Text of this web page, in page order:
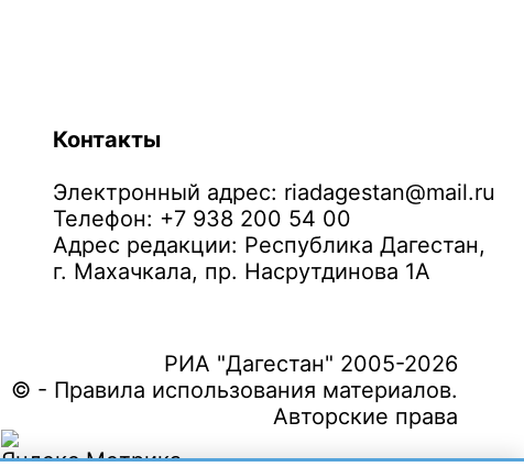
Контакты
Электронный адрес: riadagestan@mail.ru
Телефон: +7 938 200 54 00
Адрес редакции: Республика Дагестан,
г. Махачкала, пр. Насрутдинова 1А
РИА "Дагестан" 2005-2026
© - Правила использования материалов.
Авторские права